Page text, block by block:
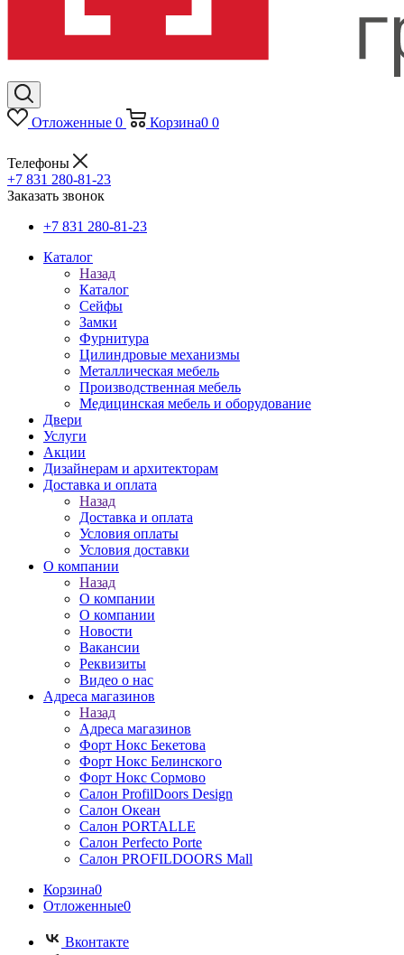
Отложенные 0 Корзина0 0
Телефоны
+7 831 280-81-23
Заказать звонок
+7 831 280-81-23
Каталог
Назад
Каталог
Сейфы
Замки
Фурнитура
Цилиндровые механизмы
Металлическая мебель
Производственная мебель
Медицинская мебель и оборудование
Двери
Услуги
Акции
Дизайнерам и архитекторам
Доставка и оплата
Назад
Доставка и оплата
Условия оплаты
Условия доставки
О компании
Назад
О компании
О компании
Новости
Вакансии
Реквизиты
Видео о нас
Адреса магазинов
Назад
Адреса магазинов
Форт Нокс Бекетова
Форт Нокс Белинского
Форт Нокс Сормово
Салон ProfilDoors Design
Салон Океан
Салон PORTALLE
Салон Perfecto Portе
Салон PROFILDOORS Mall
Корзина0
Отложенные0
Вконтакте